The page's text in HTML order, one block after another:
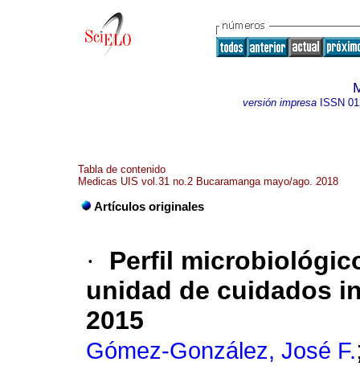
versión impresaISSN
Tabla de contenido
Medicas UIS vol.31 no.2 Bucaramanga mayo/ago. 2018
Artículos originales
·
Perfil
unidad de cuidados
2015
Gómez-González, José F.